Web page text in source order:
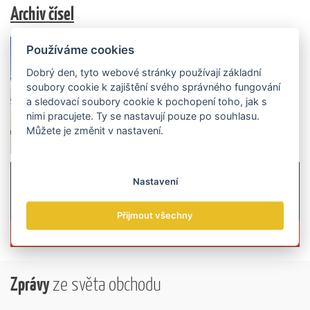
Archiv čísel
Více informací o časopisu »
Zprávyze světa obchodu
Používáme cookies
Dobrý den, tyto webové stránky používají základní
soubory cookie k zajištění svého správného fungování
a sledovací soubory cookie k pochopení toho, jak s
nimi pracujete. Ty se nastavují pouze po souhlasu.
Můžete je změnit v nastavení.
Nastavení
Přijmout všechny